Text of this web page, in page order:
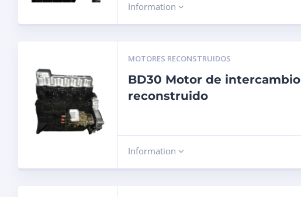
Information
MOTORES RECONSTRUIDOS
BD30 Motor de intercambio
reconstruido
Information